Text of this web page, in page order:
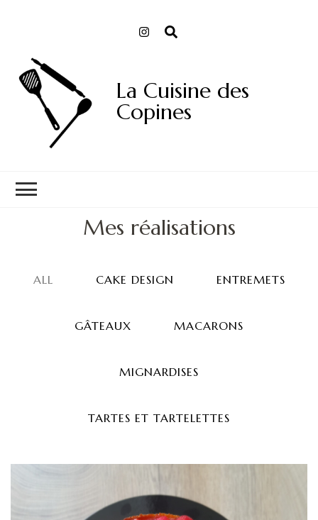
La Cuisine des
Copines
Mes réalisations
ALL CAKE DESIGN ENTREMETS
GÂTEAUX MACARONS
MIGNARDISES
TARTES ET TARTELETTES